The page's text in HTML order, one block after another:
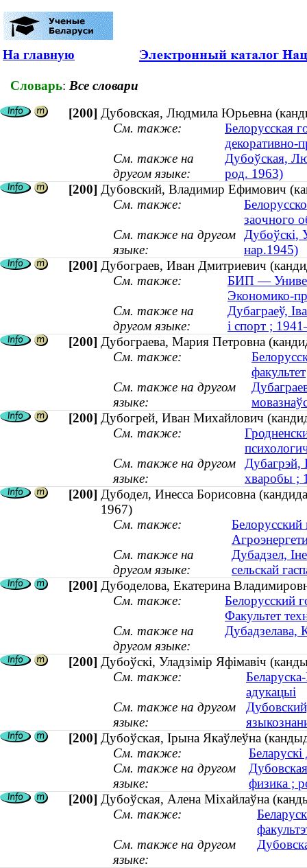
На главную
Словарь: Все словари
[200] Дубовская, Людмила Юрьевна
См. также:
Белорусская
декоративно-
См. также на
другом языке:
Дубоўская,
род. 1963)
[200] Дубовский, Владимир Ефимович
См. также:
заочного
См. также на другом
языке:
Дубоўскі,
нар.1945)
[200] Дубограев, Иван Дмитриевич
См. также:
БИП —
Экономико-
См. также на
другом языке:
Дубаграеў,
і спорт ;
[200] Дубограева, Мария Петровна
См. также:
факультет
См. также на другом
языке:
[200] Дубогрей, Иван Михайлович
См. также:
См. также на другом
языке:
Дубагрэй,
хваробы ;
[200] Дубодел, Инесса Борисовна
1967)
См. также:
Белорусский
См. также на
другом языке:
Дубадзел,
сельскай
[200] Дубоделова, Екатерина
См. также:
Белорусский
Факультет
См. также на
другом языке:
Дубадзелава,
[200] Дубоўскі, Уладзімір Яфімавіч
См. также:
адукацыі
См. также на другом
языке:
[200] Дубоўская, Ірына Якаўлеўна
См. также:
См. также на другом
языке:
физика ;
[200] Дубоўская, Алена Міхайлаўна
См. также:
См. также на другом
языке: